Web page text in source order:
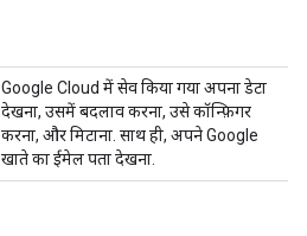
Google Cloud में सेव किया गया अपना डेटा
देखना, उसमें बदलाव करना, उसे कॉन्फ़िगर
करना, और मिटाना. साथ ही, अपने Google
खाते का ईमेल पता देखना.